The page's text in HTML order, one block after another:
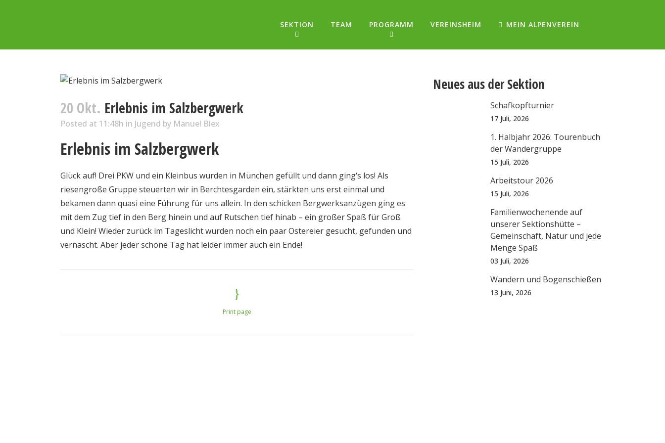
SEKTION TEAM PROGRAMM VEREINSHEIM MEIN ALPENVEREIN
20 Okt. Erlebnis im Salzbergwerk
Posted at 11:48h in Jugend by Manuel Blex
Erlebnis im Salzbergwerk
Glück auf! Drei PKW und ein Kleinbus wurden in München gefüllt und dann ging‘s los! Als
riesengroße Gruppe steuerten wir in Berchtesgarden ein, stärkten uns erst einmal und
bekamen dann quasi eine Führung für uns allein. In den schicken Bergwerksanzügen ging es
mit dem Zug tief in den Berg hinein und auf Rutschen tief hinab – ein großer Spaß für Groß
und Klein! Wieder zurück im Tageslicht wurden noch ein paar Ostereier gesucht, gefunden und
vernascht. Aber jeder schöne Tag hat leider immer auch ein Ende!
Print page
Neues aus der Sektion
Schafkopfturnier
17 Juli, 2026
1. Halbjahr 2026: Tourenbuch
der Wandergruppe
15 Juli, 2026
Arbeitstour 2026
15 Juli, 2026
Familienwochenende auf
unserer Sektionshütte –
Gemeinschaft, Natur und jede
Menge Spaß
03 Juli, 2026
Wandern und Bogenschießen
13 Juni, 2026